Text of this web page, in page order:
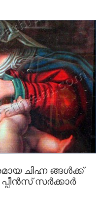
ചിഹ്ന ങ്ങള്‍ക്ക്
പ്പീന്‍സ് സര്‍ക്കാര്‍